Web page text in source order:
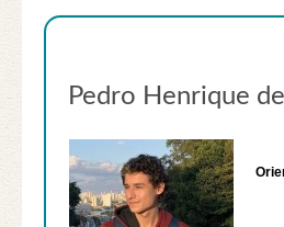
Pedro Henrique